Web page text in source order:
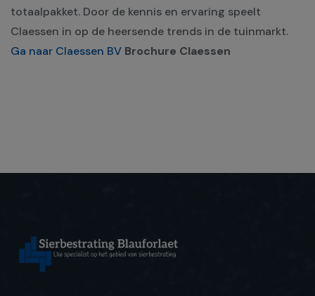
totaalpakket. Door de kennis en ervaring speelt
Claessen in op de heersende trends in de tuinmarkt.
Ga naar Claessen BV Brochure Claessen